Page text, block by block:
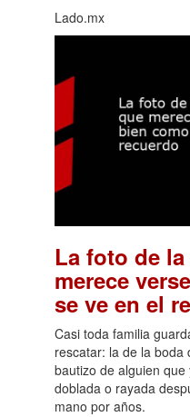
Lado.mx
La foto de
merece
se ve en el
Casi toda familia
rescatar: la de la boda
bautizo de alguien
doblada o rayada
mano por años.